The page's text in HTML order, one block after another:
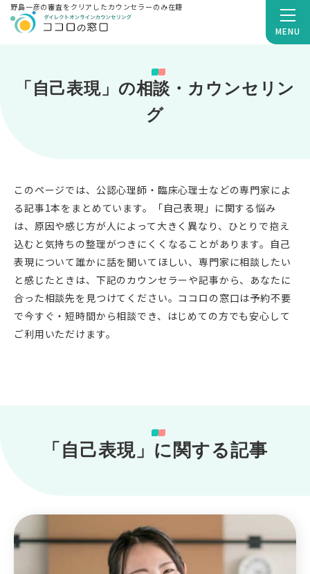
MENU
野島一彦の審査をクリアしたカウンセラーのみ在籍
「自己表現」の相談・カウンセリン
グ
このページでは、公認心理師・臨床心理士などの専門家によ
る記事1本をまとめています。「自己表現」に関する悩み
は、原因や感じ方が人によって大きく異なり、ひとりで抱え
込むと気持ちの整理がつきにくくなることがあります。自己
表現について誰かに話を聞いてほしい、専門家に相談したい
と感じたときは、下記のカウンセラーや記事から、あなたに
合った相談先を見つけてください。ココロの窓口は予約不要
で今すぐ・短時間から相談でき、はじめての方でも安心して
ご利用いただけます。
「自己表現」に関する記事